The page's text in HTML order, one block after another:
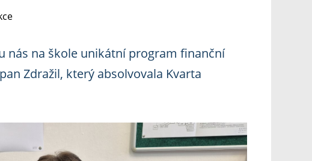
nás na škole unikátní program finanční
Zdražil, který absolvovala Kvarta